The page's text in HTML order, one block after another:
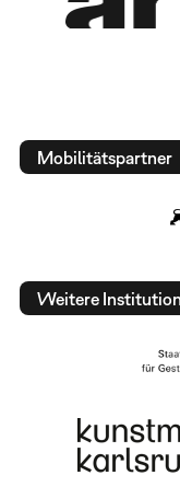
Mobilitätspartner
Weitere